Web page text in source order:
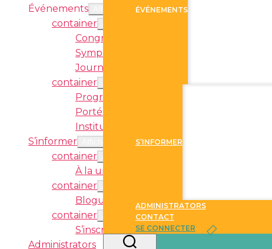
ÉVÉNEMENTS
S’INFORMER
ADMINISTRATORS
CONTACT
SE CONNECTER
Événements
Afficher sous-menu
container
Congrès
Symposium Virtuel
Journée nationale de l’immersion française
container
Programmation des événements
Porté par l’immersion au Canada
Institut d’été
S’informer
Afficher sous-menu
container
À la une
container
Blogue
container
Afficher sous-menu
S’inscrire au bulletin électronique
Administrators